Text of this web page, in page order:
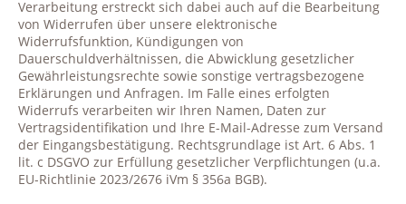
Verarbeitung erstreckt sich dabei auch auf die Bearbeitung
von Widerrufen über unsere elektronische
Widerrufsfunktion, Kündigungen von
Dauerschuldverhältnissen, die Abwicklung gesetzlicher
Gewährleistungsrechte sowie sonstige vertragsbezogene
Erklärungen und Anfragen. Im Falle eines erfolgten
Widerrufs verarbeiten wir Ihren Namen, Daten zur
Vertragsidentifikation und Ihre E-Mail-Adresse zum Versand
der Eingangsbestätigung. Rechtsgrundlage ist Art. 6 Abs. 1
lit. c DSGVO zur Erfüllung gesetzlicher Verpflichtungen (u.a.
EU-Richtlinie 2023/2676 iVm § 356a BGB).